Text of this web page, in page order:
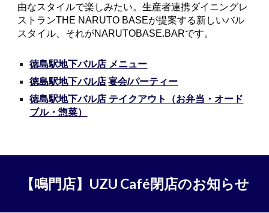
由なスタイルで楽しみたい。生産者連携ダイニングレ
ストランTHE NARUTO BASEが提案する新しいバル
スタイル、それがNARUTOBASE.BARです。
徳島駅地下バル店 メニュー
徳島駅地下バル店 宴会/パーティー
徳島駅地下バル店 テイクアウト（お弁当・オード
ブル・惣菜）
【鳴門店】 UZU Café閉店のお知らせ